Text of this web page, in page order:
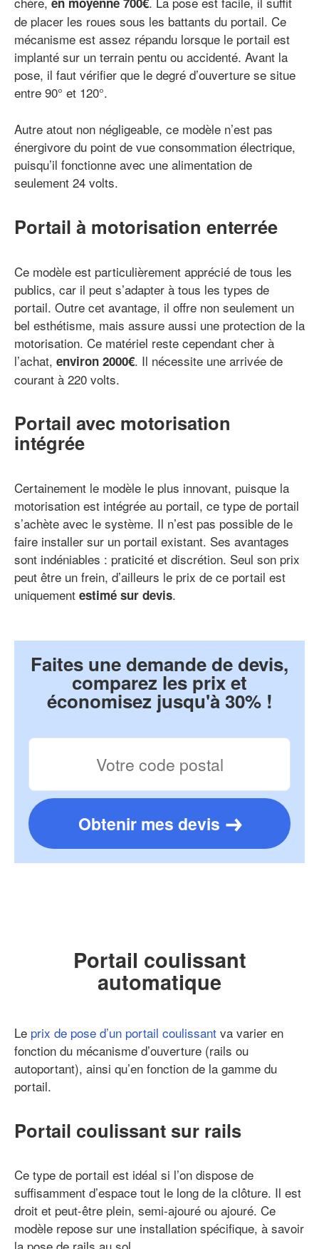
de placer les roues sous les battants du portail. Ce
mécanisme est assez répandu lorsque le portail est
implanté sur un terrain pentu ou accidenté. Avant la
pose, il faut vérifier que le degré d’ouverture se situe
entre 90° et 120°.
Autre atout non négligeable, ce modèle n’est pas
énergivore du point de vue consommation électrique,
puisqu’il fonctionne avec une alimentation de
seulement 24 volts.
Portail à motorisation enterrée
Ce modèle est particulièrement apprécié de tous les
publics, car il peut s’adapter à tous les types de
portail. Outre cet avantage, il offre non seulement un
bel esthétisme, mais assure aussi une protection de la
motorisation. Ce matériel reste cependant cher à
l’achat, environ 2000€. Il nécessite une arrivée de
courant à 220 volts.
Portail avec motorisation
intégrée
Certainement le modèle le plus innovant, puisque la
motorisation est intégrée au portail, ce type de portail
s’achète avec le système. Il n’est pas possible de le
faire installer sur un portail existant. Ses avantages
sont indéniables : praticité et discrétion. Seul son prix
peut être un frein, d’ailleurs le prix de ce portail est
uniquement estimé sur devis.
Faites une demande de devis,
comparez les prix et
économisez jusqu'à 30% !
Obtenir mes devis
Portail coulissant
automatique
Le prix de pose d’un portail coulissant va varier en
fonction du mécanisme d’ouverture (rails ou
autoportant), ainsi qu’en fonction de la gamme du
portail.
Portail coulissant sur rails
Ce type de portail est idéal si l’on dispose de
suffisamment d’espace tout le long de la clôture. Il est
droit et peut-être plein, semi-ajouré ou ajouré. Ce
modèle repose sur une installation spécifique, à savoir